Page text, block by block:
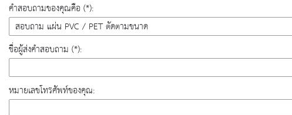
คำสอบถามของคุณคือ (*):
ชื่อผู้ส่งคำสอบถาม (*):
หมายเลขโทรศัพท์ของคุณ: